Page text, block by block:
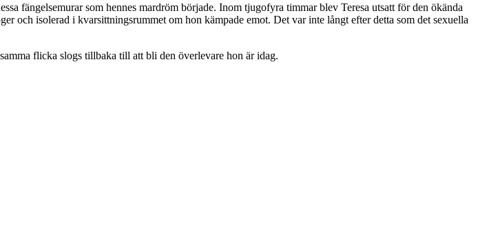
fängelsemurar som hennes mardröm började. Inom tjugofyra timmar blev Teresa utsatt för den ökända
och isolerad i kvarsittningsrummet om hon kämpade emot. Det var inte långt efter detta som det sexuella
flicka slogs tillbaka till att bli den överlevare hon är idag.